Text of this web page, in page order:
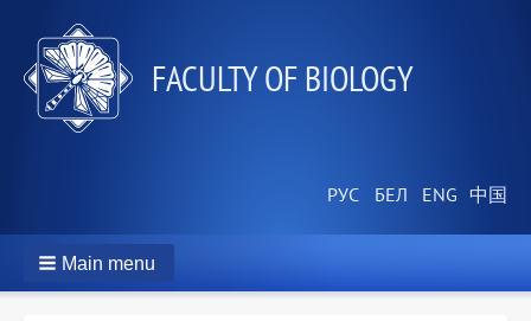
FACULTY OF BIOLOGY
Main menu